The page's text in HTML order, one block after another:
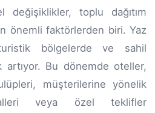
değişiklikler, toplu dağıtım
önemli faktörlerden biri. Yaz
bölgelerde ve sahil
artıyor. Bu dönemde oteller,
müşterilerine yönelik
veya özel teklifler